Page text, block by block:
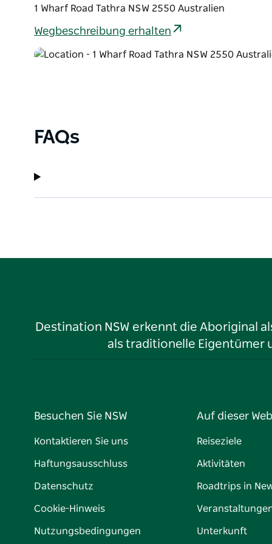
1 Wharf Road Tathra NSW 2550 Australien
Wegbeschreibung erhalten
FAQs
Destination NSW erkennt die Aboriginal
als traditionelle Eigentümer
Besuchen Sie NSW
Kontaktieren Sie uns
Haftungsausschluss
Datenschutz
Cookie-Hinweis
Nutzungsbedingungen
Auf dieser
Reiseziele
Aktivitäten
Roadtrips in
Unterkunft